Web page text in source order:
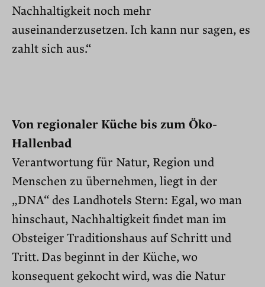
Nachhaltigkeit noch mehr
auseinanderzusetzen. Ich kann nur sagen, es
zahlt sich aus.“
Von regionaler Küche bis zum Öko-
Hallenbad
Verantwortung für Natur, Region und
Menschen zu übernehmen, liegt in der
„DNA“ des Landhotels Stern: Egal, wo man
hinschaut, Nachhaltigkeit findet man im
Obsteiger Traditionshaus auf Schritt und
Tritt. Das beginnt in der Küche, wo
konsequent gekocht wird, was die Natur